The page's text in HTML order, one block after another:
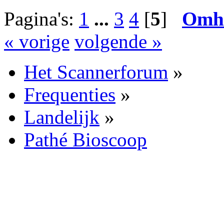
Pagina's: 1 ... 3 4 [5]
« vorige volgende »
Het Scannerforum »
Frequenties »
Landelijk »
Pathé Bioscoop